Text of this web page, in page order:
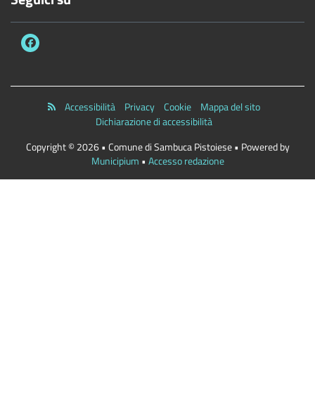
Accessibilità Privacy Cookie
Mappa del sito
Dichiarazione di accessibilità
Copyright © 2026 • Comune di Sambuca Pistoiese • Powered by
Municipium • Accesso redazione